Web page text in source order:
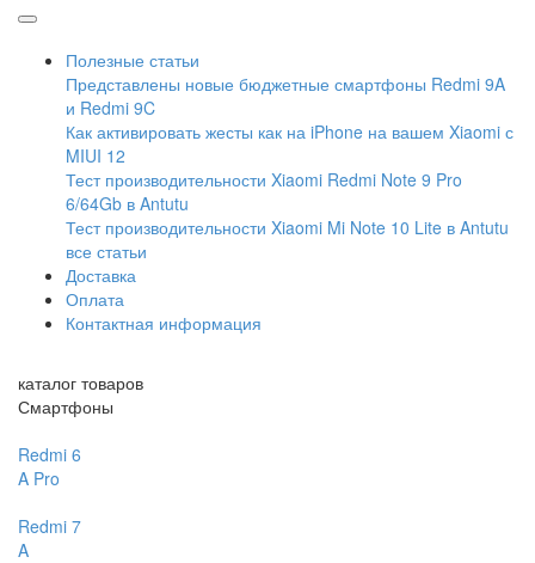
Полезные статьи
Представлены новые бюджетные смартфоны Redmi 9A
и Redmi 9C
Как активировать жесты как на iPhone на вашем Xiaomi с
MIUI 12
Тест производительности Xiaomi Redmi Note 9 Pro
6/64Gb в Antutu
Тест производительности Xiaomi Mi Note 10 Lite в Antutu
все статьи
Доставка
Оплата
Контактная информация
каталог товаров
Смартфоны
Redmi 6
A Pro
Redmi 7
A